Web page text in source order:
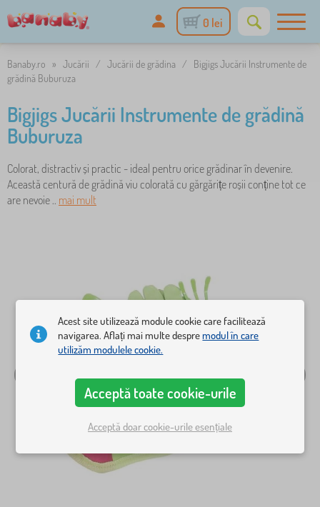
0 lei
Banaby.ro » Jucării / Jucării de grădina /
Bigjigs Jucării Instrumente de
grădină Buburuza
Bigjigs Jucării Instrumente de grădină
Buburuza
Colorat, distractiv și practic - ideal pentru orice grădinar în devenire.
Această centură de grădină viu colorată cu gărgărițe roșii conține tot ce
are nevoie .. mai mult
Acest site utilizează module cookie care facilitează
navigarea. Aflați mai multe despremodul în care
utilizăm modulele cookie.
Acceptă toate cookie-urile
Acceptă doar cookie-urile esențiale